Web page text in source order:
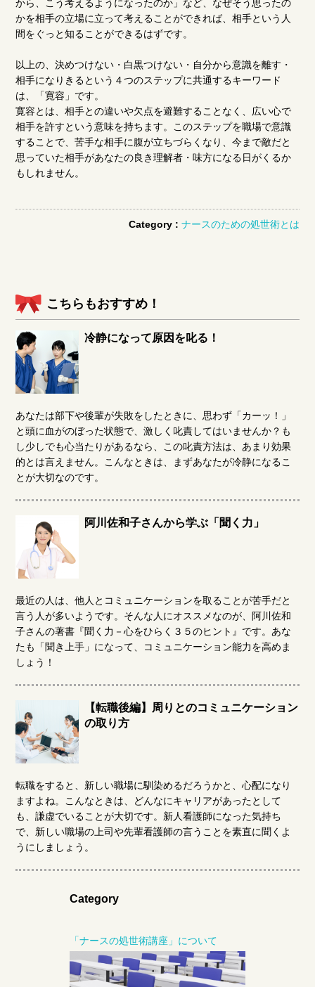
から、こう考えるようになったのか」など、なぜそう思ったの
かを相手の立場に立って考えることができれば、相手という人
間をぐっと知ることができるはずです。
以上の、決めつけない・白黒つけない・自分から意識を離す・
相手になりきるという４つのステップに共通するキーワード
は、「寛容」です。
寛容とは、相手との違いや欠点を避難することなく、広い心で
相手を許すという意味を持ちます。このステップを職場で意識
することで、苦手な相手に腹が立ちづらくなり、今まで敵だと
思っていた相手があなたの良き理解者・味方になる日がくるか
もしれません。
Category : ナースのための処世術とは
こちらもおすすめ！
冷静になって原因を叱る！
あなたは部下や後輩が失敗をしたときに、思わず「カーッ！」
と頭に血がのぼった状態で、激しく叱責してはいませんか？も
し少しでも心当たりがあるなら、この叱責方法は、あまり効果
的とは言えません。こんなときは、まずあなたが冷静になるこ
とが大切なのです。
阿川佐和子さんから学ぶ「聞く力」
最近の人は、他人とコミュニケーションを取ることが苦手だと
言う人が多いようです。そんな人にオススメなのが、阿川佐和
子さんの著書『聞く力－心をひらく３５のヒント』です。あな
たも「聞き上手」になって、コミュニケーション能力を高めま
しょう！
【転職後編】周りとのコミュニケーション
の取り方
転職をすると、新しい職場に馴染めるだろうかと、心配になり
ますよね。こんなときは、どんなにキャリアがあったとして
も、謙虚でいることが大切です。新人看護師になった気持ち
で、新しい職場の上司や先輩看護師の言うことを素直に聞くよ
うにしましょう。
Category
「ナースの処世術講座」について